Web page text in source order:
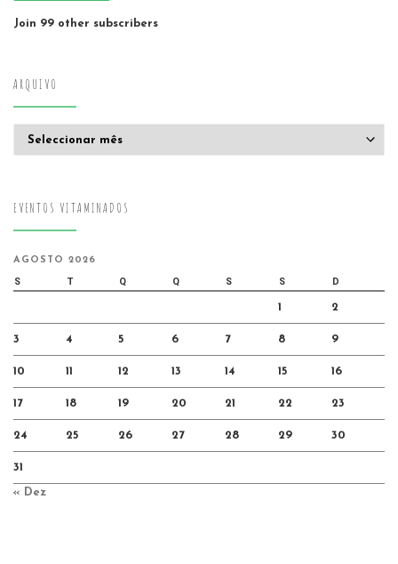
Join 99 other subscribers
ARQUIVO
EVENTOS VITAMINADOS
AGOSTO 2026
S T Q Q S S D
1 2
3 4 5 6 7 8 9
10 11 12 13 14 15 16
17 18 19 20 21 22 23
24 25 26 27 28 29 30
31
« Dez